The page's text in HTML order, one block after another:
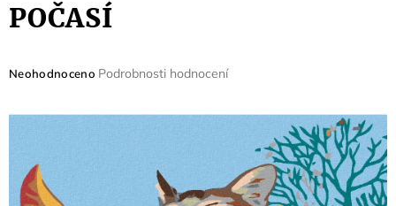
POČASÍ
Průměrné
je
hvězdiček.
Neohodnoceno Podrobnosti hodnocení